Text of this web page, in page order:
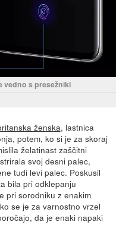
vedno s presežniki
ženska, lastnica
potem, ko si je za skoraj
želatinast zaščitni
svoj desni palec,
tudi levi palec. Poskusil
bila pri odklepanju
pri sorodniku z enakim
se je za varnostno vrzel
da je enaki napaki